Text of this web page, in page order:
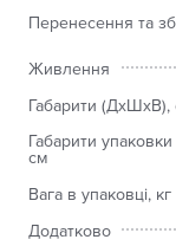
Перенесення та
Живлення
Габарити (ДхШхВ),
Габарити
см
Вага в упаковці, кг
Додатково